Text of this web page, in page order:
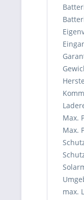
Max.
Max.
max.